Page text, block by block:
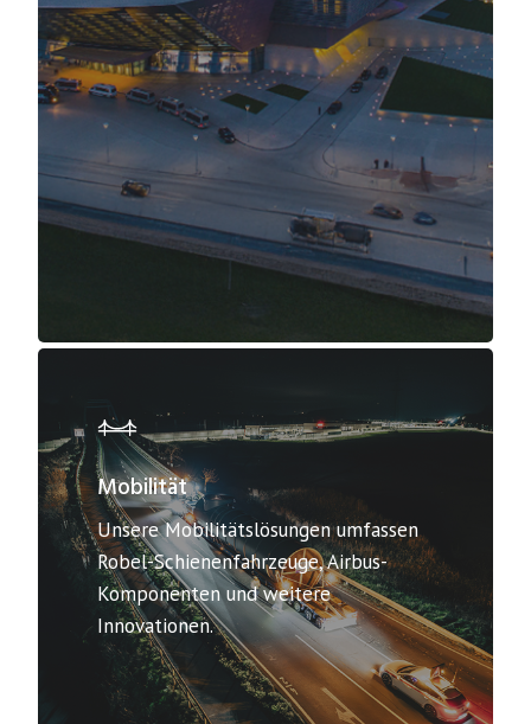
Mobilität
Unsere Mobilitätslösungen umfassen
Robel-Schienenfahrzeuge, Airbus-
Komponenten und weitere
Innovationen.